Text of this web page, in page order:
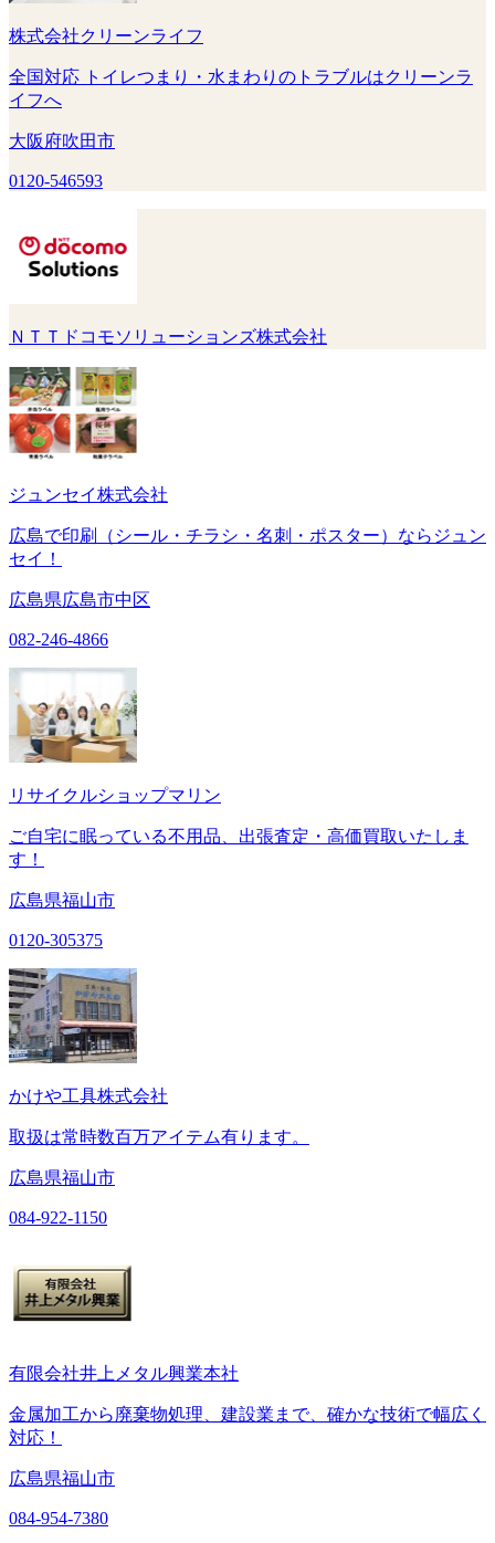
株式会社クリーンライフ
全国対応 トイレつまり・水まわりのトラブルはクリーンラ
イフへ
大阪府吹田市
0120-546593
ＮＴＴドコモソリューションズ株式会社
ジュンセイ株式会社
広島で印刷（シール・チラシ・名刺・ポスター）ならジュン
セイ！
広島県広島市中区
082-246-4866
リサイクルショップマリン
ご自宅に眠っている不用品、出張査定・高価買取いたしま
す！
広島県福山市
0120-305375
かけや工具株式会社
取扱は常時数百万アイテム有ります。
広島県福山市
084-922-1150
有限会社井上メタル興業本社
金属加工から廃棄物処理、建設業まで、確かな技術で幅広く
対応！
広島県福山市
084-954-7380